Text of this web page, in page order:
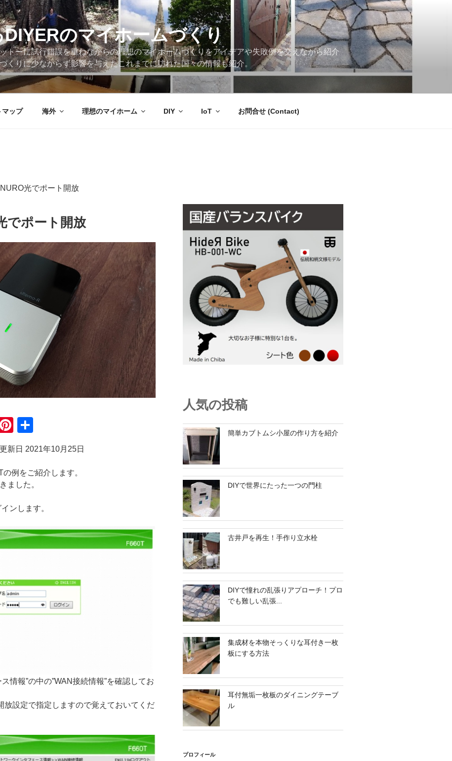
のマイホームづくり
トーに試行錯誤を重ねながらの理想のマイホームづくりをアイデアや失敗例を交えながら紹介
くりに少なからず影響を与えたこれまでに訪れた国々の情報も紹介。
マップ 海外 理想のマイホーム DIY IoT お問合せ (Contact)
光でポート開放
でポート開放
P
Pi
nt
er
e
st
有
新日 2021年10月25日
例をご紹介します。
ました。
ンします。
情報”の中の”WAN接続情報”を確認してお
放設定で指定しますので覚えておいてくだ
人気の投稿
簡単カブトムシ小屋の作り方を紹介
DIYで世界にたった一つの門柱
古井戸を再生！手作り立水栓
DIYで憧れの乱張りアプローチ！プロ
でも難しい乱張...
集成材を本物そっくりな耳付き一枚
板にする方法
耳付無垢一枚板のダイニングテーブ
ル
プロフィール